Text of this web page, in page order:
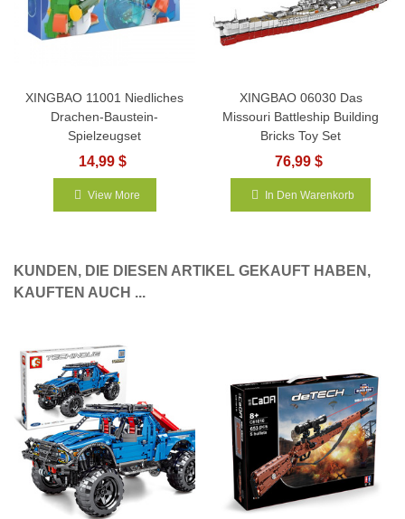
XINGBAO 11001 Niedliches
Drachen-Baustein-
Spielzeugset
14,99 $
View More
XINGBAO 06030 Das
Missouri Battleship Building
Bricks Toy Set
76,99 $
In Den Warenkorb
KUNDEN, DIE DIESEN ARTIKEL GEKAUFT HABEN,
KAUFTEN AUCH ...